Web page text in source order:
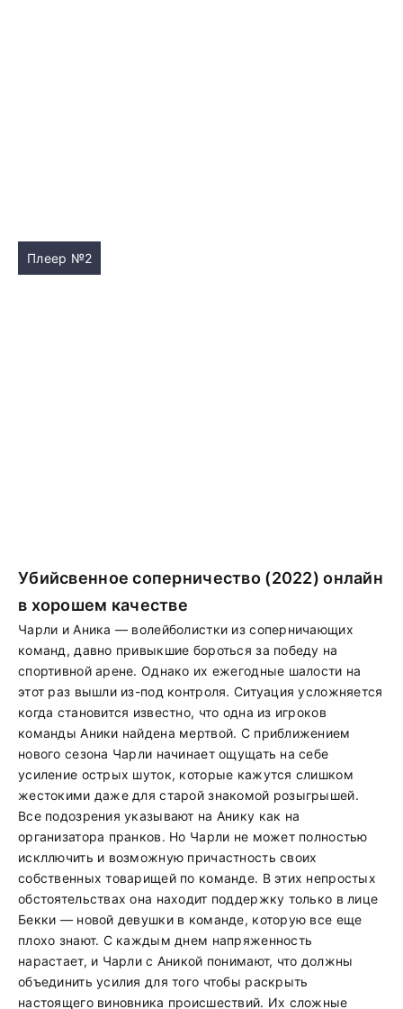
Плеер №2
Убийсвенное соперничество (2022) онлайн
в хорошем качестве
Чарли и Аника — волейболистки из соперничающих
команд, давно привыкшие бороться за победу на
спортивной арене. Однако их ежегодные шалости на
этот раз вышли из-под контроля. Ситуация усложняется
когда становится известно, что одна из игроков
команды Аники найдена мертвой. С приближением
нового сезона Чарли начинает ощущать на себе
усиление острых шуток, которые кажутся слишком
жестокими даже для старой знакомой розыгрышей.
Все подозрения указывают на Анику как на
организатора пранков. Но Чарли не может полностью
искллючить и возможную причастность своих
собственных товарищей по команде. В этих непростых
обстоятельствах она находит поддержку только в лице
Бекки — новой девушки в команде, которую все еще
плохо знают. С каждым днем напряженность
нарастает, и Чарли с Аникой понимают, что должны
объединить усилия для того чтобы раскрыть
настоящего виновника происшествий. Их сложные